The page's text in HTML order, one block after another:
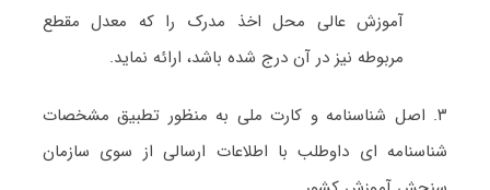
آموزش عالی محل اخذ مدرک را که معدل مقطع
مربوطه نیز در آن درج شده باشد، ارائه نماید.
۳. اصل شناسنامه و کارت ملی به منظور تطبیق مشخصات
شناسنامه ای داوطلب با اطلاعات ارسالی از سوی سازمان